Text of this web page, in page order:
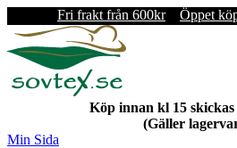
Fri frakt från 600kr Öppet
Köp innan kl 15 skickas
(Gäller
Min Sida